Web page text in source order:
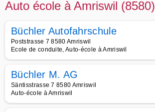
Auto école à Amriswil (8580)
Büchler Autofahrschule
Poststrasse 7 8580 Amriswil
Ecole de conduite, Auto-école à Amriswil
Büchler M. AG
Säntisstrasse 7 8580 Amriswil
Auto-école à Amriswil